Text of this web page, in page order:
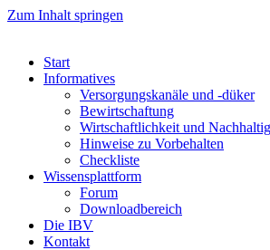
Zum Inhalt springen
Start
Informatives
Versorgungskanäle und -düker
Bewirtschaftung
Wirtschaftlichkeit und
Hinweise zu Vorbehalten
Checkliste
Wissensplattform
Forum
Downloadbereich
Die IBV
Kontakt